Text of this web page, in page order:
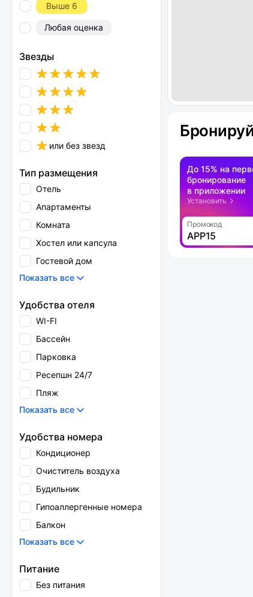
Выше 6
Любая оценка
Звезды
или без звезд
Тип размещения
Отель
Апартаменты
Комната
Хостел или капсула
Гостевой дом
Показать все
Удобства отеля
WI-FI
Бассейн
Парковка
Ресепшн 24/7
Пляж
Показать все
Удобства номера
Кондиционер
Очиститель воздуха
Будильник
Гипоаллергенные номера
Балкон
Показать все
Питание
Без питания
До 15% на
бронирование
в приложении
Установить
Промокод
APP15